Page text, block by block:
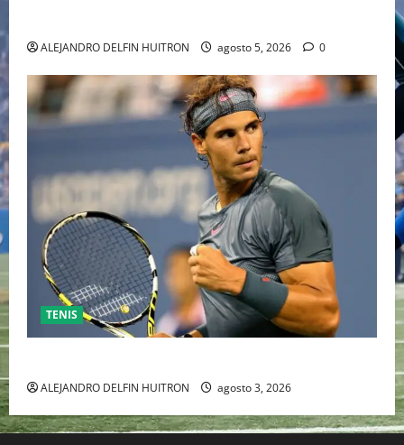
ALEJANDRO DELFIN HUITRON agosto 5, 2026 0
TENIS
ALEJANDRO DELFIN HUITRON agosto 3, 2026